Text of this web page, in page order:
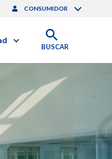
CONSUMIDOR
BUSCAR